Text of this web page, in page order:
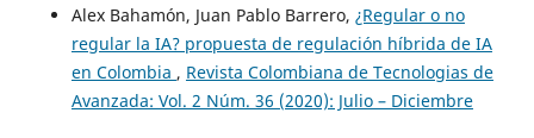
Alex Bahamón, Juan Pablo Barrero, ¿Regular o no
regular la IA? propuesta de regulación híbrida de IA
en Colombia , Revista Colombiana de Tecnologias de
Avanzada: Vol. 2 Núm. 36 (2020): Julio – Diciembre